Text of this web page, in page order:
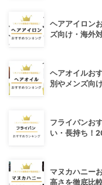
ヘアアイロン
ズ向け・海外
ヘアオイルお
別やメンズ向け
フライパンお
い・長持ち！
マヌカハニー
高さを徹底比